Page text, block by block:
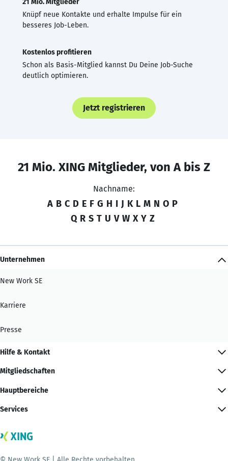
Knüpf neue Kontakte und erhalte Impulse für ein
besseres Job-Leben.
Kostenlos profitieren
Schon als Basis-Mitglied kannst Du Deine Job-Suche
deutlich optimieren.
Jetzt registrieren
21 Mio. XING Mitglieder, von A bis Z
Nachname:
A B C D E F G H I J K L M N O P
Q R S T U V W X Y Z
Unternehmen
New Work SE
Karriere
Presse
Hilfe & Kontakt
Mitgliedschaften
Hauptbereiche
Services